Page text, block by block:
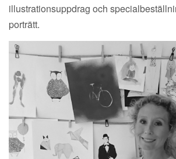
illustrationsuppdrag och
porträtt.